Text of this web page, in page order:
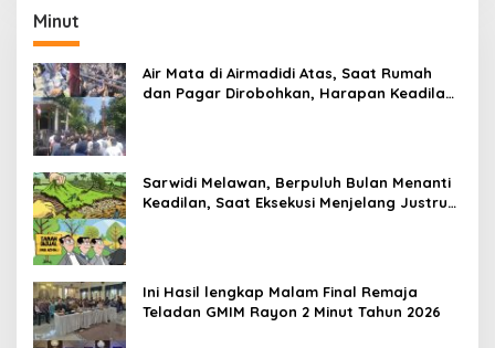
Minut
Air Mata di Airmadidi Atas, Saat Rumah
dan Pagar Dirobohkan, Harapan Keadilan
Sarwidi Melawan, Berpuluh Bulan Menanti
Keadilan, Saat Eksekusi Menjelang Justru
Ini Hasil lengkap Malam Final Remaja
Teladan GMIM Rayon 2 Minut Tahun 2026